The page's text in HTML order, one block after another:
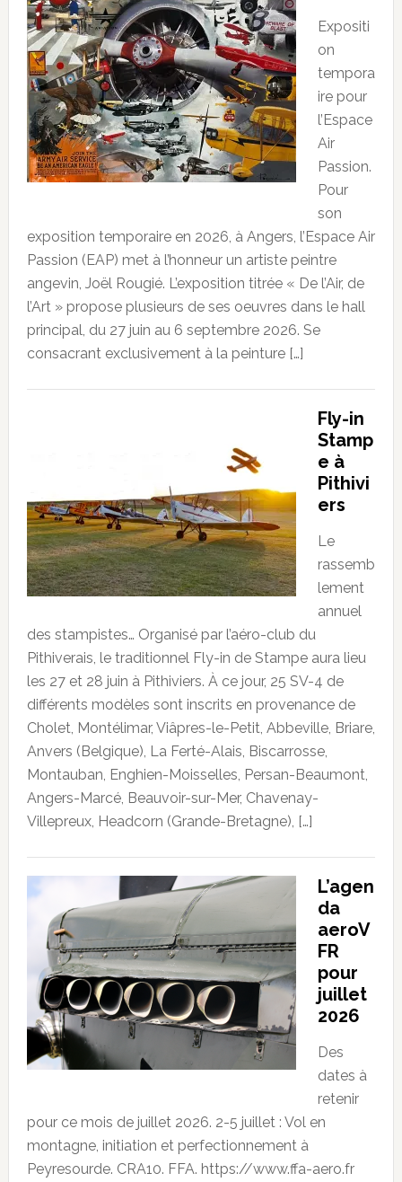
Expositi
on
tempora
ire pour
l’Espace
Air
Passion.
Pour
son
exposition temporaire en 2026, à Angers, l’Espace Air
Passion (EAP) met à l’honneur un artiste peintre
angevin, Joël Rougié. L’exposition titrée « De l’Air, de
l’Art » propose plusieurs de ses oeuvres dans le hall
principal, du 27 juin au 6 septembre 2026. Se
consacrant exclusivement à la peinture […]
Fly-in
Stamp
e à
Pithivi
ers
Le
rassemb
lement
annuel
des stampistes… Organisé par l’aéro-club du
Pithiverais, le traditionnel Fly-in de Stampe aura lieu
les 27 et 28 juin à Pithiviers. À ce jour, 25 SV-4 de
différents modèles sont inscrits en provenance de
Cholet, Montélimar, Viâpres-le-Petit, Abbeville, Briare,
Anvers (Belgique), La Ferté-Alais, Biscarrosse,
Montauban, Enghien-Moisselles, Persan-Beaumont,
Angers-Marcé, Beauvoir-sur-Mer, Chavenay-
Villepreux, Headcorn (Grande-Bretagne), […]
L’agen
da
aeroV
FR
pour
juillet
2026
Des
dates à
retenir
pour ce mois de juillet 2026. 2-5 juillet : Vol en
montagne, initiation et perfectionnement à
Peyresourde. CRA10. FFA. https://www.ffa-aero.fr